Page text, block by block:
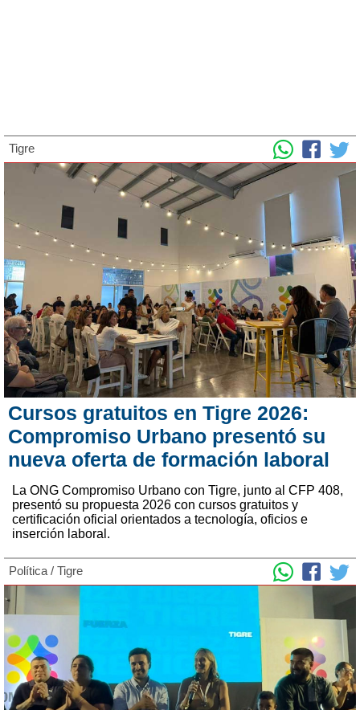
Tigre
Cursos gratuitos en Tigre 2026:
Compromiso Urbano presentó su
nueva oferta de formación laboral
La ONG Compromiso Urbano con Tigre, junto al CFP 408,
presentó su propuesta 2026 con cursos gratuitos y
certificación oficial orientados a tecnología, oficios e
inserción laboral.
Política / Tigre